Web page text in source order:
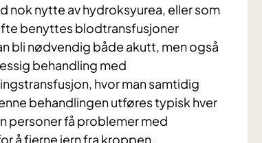
nok nytte av hydroksyurea, eller som
benyttes blodtransfusjoner
bli nødvendig både akutt, men også
behandling med
hvor man samtidig
behandlingen utføres typisk hver
personer få problemer med
å fjerne jern fra kroppen.